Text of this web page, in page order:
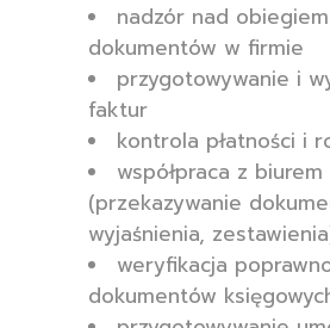
nadzór nad obiegiem
dokumentów w firmie
przygotowywanie i
faktur
kontrola płatności i
współpraca z
(przekazywanie
wyjaśnienia,
weryfikacja
dokumentów